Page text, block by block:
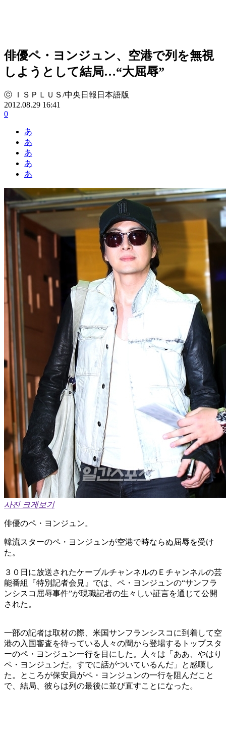
俳優ペ・ヨンジュン、空港で列を無視
しようとして結局…“大屈辱”
ⓒ ＩＳＰＬＵＳ/中央日報日本語版
2012.08.29 16:41
0
あ
あ
あ
あ
あ
사진 크게보기
俳優のペ・ヨンジュン。
韓流スターのペ・ヨンジュンが空港で時ならぬ屈辱を受け
た。
３０日に放送されたケーブルチャンネルのＥチャンネルの芸
能番組『特別記者会見』では、ペ・ヨンジュンの“サンフラ
ンシスコ屈辱事件”が現職記者の生々しい証言を通じて公開
された。
一部の記者は取材の際、米国サンフランシスコに到着して空
港の入国審査を待っている人々の間から登場するトップスタ
ーのペ・ヨンジュン一行を目にした。人々は「ああ、やはり
ペ・ヨンジュンだ。すでに話がついているんだ」と感嘆し
た。ところが保安員がペ・ヨンジュンの一行を阻んだこと
で、結局、彼らは列の最後に並び直すことになった。